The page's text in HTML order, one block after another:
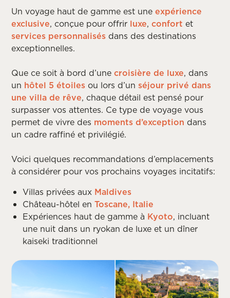
Un voyage haut de gamme est uneexpérience
exclusive, conçue pour offrir luxe,confort et
services personnalisés dans des destinations
exceptionnelles.
Que ce soit à bord d’une croisière de luxe, dans
un hôtel 5 étoiles ou lors d’unséjour privé dans
une villa de rêve, chaque détail est pensé pour
surpasser vos attentes. Ce type de voyage vous
permet de vivre des moments d’exception dans
un cadre raffiné et privilégié.
Voici quelques recommandations d’emplacements
à considérer pour vos prochains voyages incitatifs:
Villas privées aux Maldives
Château-hôtel enToscane, Italie
Expériences haut de gamme à Kyoto, incluant
une nuit dans un ryokan de luxe et un dîner
kaiseki traditionnel